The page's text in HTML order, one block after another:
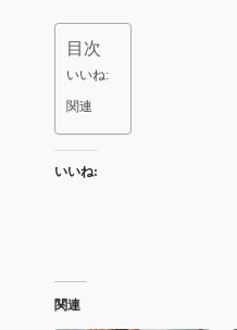
目次
いいね:
関連
いいね:
関連